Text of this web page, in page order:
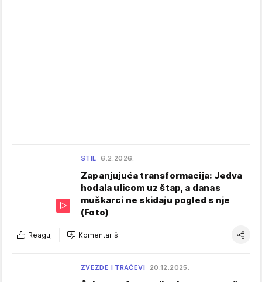
STIL 6.2.2026.
Zapanjujuća transformacija: Jedva
hodala ulicom uz štap, a danas
muškarci ne skidaju pogled s nje
(Foto)
Reaguj Komentariši
ZVEZDE I TRAČEVI 20.12.2025.